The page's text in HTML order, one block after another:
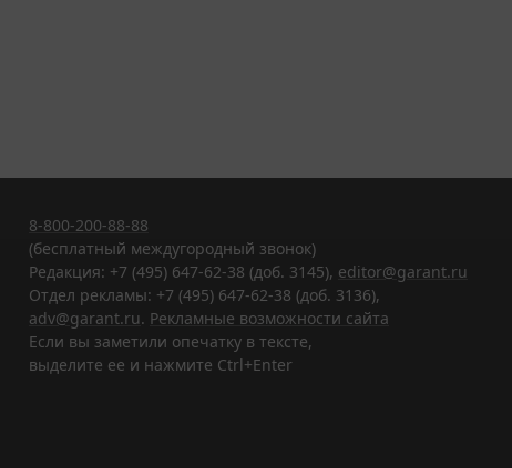
8-800-200-88-88
(бесплатный междугородный звонок)
Редакция: +7 (495) 647-62-38 (доб. 3145), editor@garant.ru
Отдел рекламы: +7 (495) 647-62-38 (доб. 3136),
adv@garant.ru. Рекламные возможности сайта
Если вы заметили опечатку в тексте,
выделите ее и нажмите Ctrl+Enter